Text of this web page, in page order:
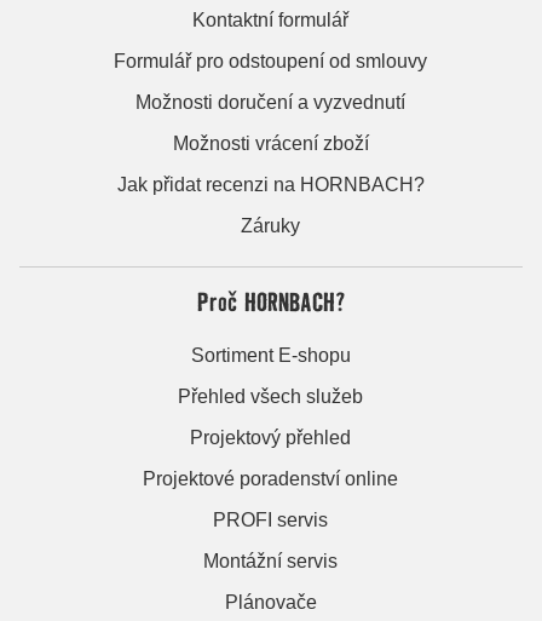
Kontaktní formulář
Formulář pro odstoupení od smlouvy
Možnosti doručení a vyzvednutí
Možnosti vrácení zboží
Jak přidat recenzi na HORNBACH?
Záruky
Proč HORNBACH?
Sortiment E-shopu
Přehled všech služeb
Projektový přehled
Projektové poradenství online
PROFI servis
Montážní servis
Plánovače